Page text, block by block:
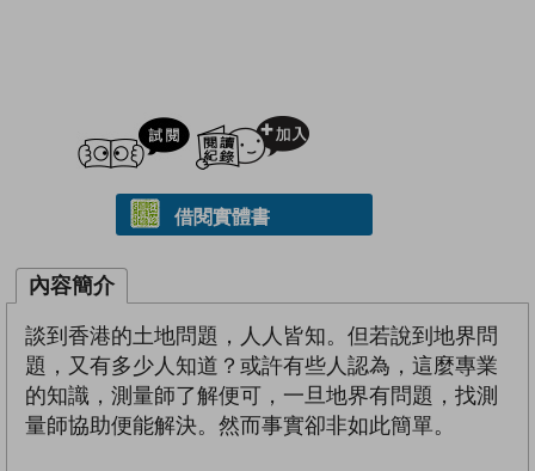
試閲
借閱實體書
內容簡介
談到香港的土地問題，人人皆知。但若說到地界問
題，又有多少人知道？或許有些人認為，這麼專業
的知識，測量師了解便可，一旦地界有問題，找測
量師協助便能解決。然而事實卻非如此簡單。